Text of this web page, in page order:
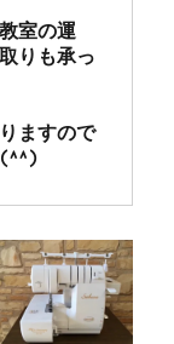
室の運
りも承っ
ますので
(^^)